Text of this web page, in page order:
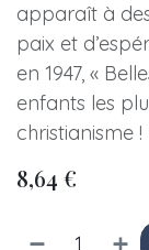
apparaît à
paix et
en 1947, «
enfants les
christianisme !
8,64 €